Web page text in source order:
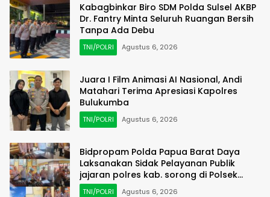
Kabagbinkar Biro SDM Polda Sulsel AKBP
Dr. Fantry Minta Seluruh Ruangan Bersih
Tanpa Ada Debu
TNI/POLRI Agustus 6, 2026
Juara I Film Animasi AI Nasional, Andi
Matahari Terima Apresiasi Kapolres
Bulukumba
TNI/POLRI Agustus 6, 2026
Bidpropam Polda Papua Barat Daya
Laksanakan Sidak Pelayanan Publik
jajaran polres kab. sorong di Polsek
Salawati
TNI/POLRI Agustus 6, 2026